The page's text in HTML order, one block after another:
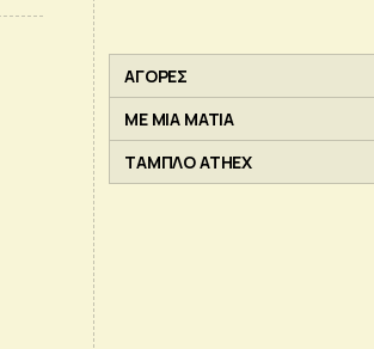
ΑΓΟΡΕΣ
ΜΕ ΜΙΑ ΜΑΤΙΑ
ΤΑΜΠΛΟ ATHEX